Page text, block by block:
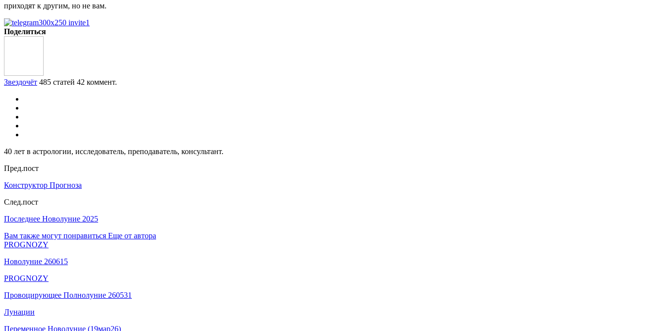
приходят к другим, но не вам.
Поделиться
Звездочёт 485 статей 42 коммент.
40 лет в астрологии, исследователь, преподаватель, консультант.
Пред.пост
Конструктор Прогноза
След.пост
Последнее Новолуние 2025
Вам также могут понравиться Еще от автора
PROGNOZY
Новолуние 260615
PROGNOZY
Провоцирующее Полнолуние 260531
Лунации
Переменное Новолуние (19мар26)